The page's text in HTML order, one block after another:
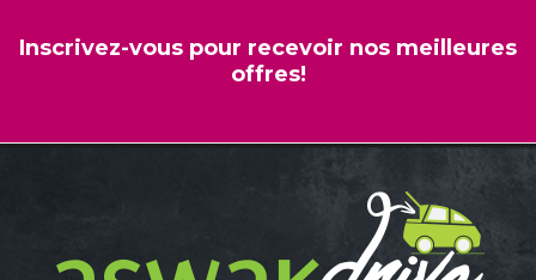
Inscrivez-vous pour recevoir nos meilleures
offres!